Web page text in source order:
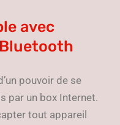
avec
pouvoir de se
par un box Internet.
tout appareil